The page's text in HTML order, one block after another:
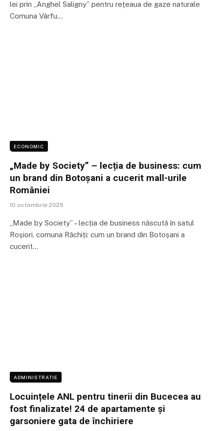
lei prin „Anghel Saligny” pentru rețeaua de gaze naturale
Comuna Vârfu…
ECONOMIC
„Made by Society” – lecția de business: cum
un brand din Botoșani a cucerit mall-urile
României
10 octombrie 2025
„Made by Society” – lecția de business născută în satul
Roșiori, comuna Răchiți: cum un brand din Botoșani a
cucerit…
ADMINISTRATIE
Locuințele ANL pentru tinerii din Bucecea au
fost finalizate! 24 de apartamente și
garsoniere gata de închiriere